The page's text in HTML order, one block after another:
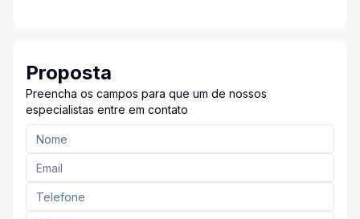
Proposta
Preencha os campos para que um de nossos
especialistas entre em contato